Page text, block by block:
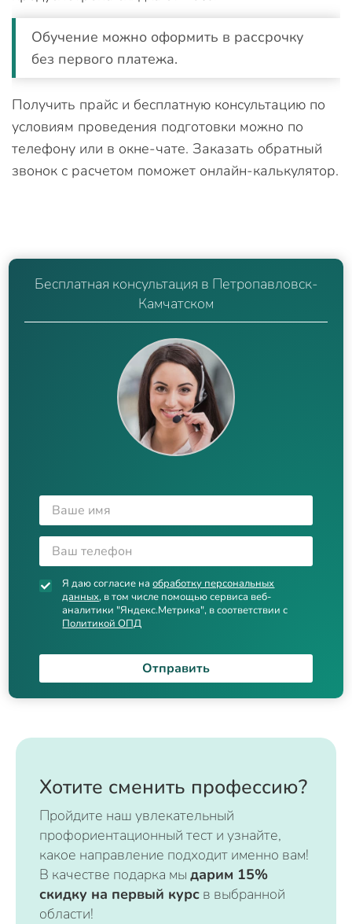
Обучение можно оформить в рассрочку
без первого платежа.
Получить прайс и бесплатную консультацию по
условиям проведения подготовки можно по
телефону или в окне-чате. Заказать обратный
звонок с расчетом поможет онлайн-калькулятор.
Бесплатная консультация в Петропавловск-
Камчатском
Я даю согласие наобработку персональных
данных, в том числе помощью сервиса веб-
аналитики "Яндекс.Метрика", в соответствии с
Политикой ОПД
Отправить
Хотите сменить профессию?
Пройдите наш увлекательный
профориентационный тест и узнайте,
какое направление подходит именно вам!
В качестве подарка мы дарим 15%
скидку на первый курс в выбранной
области!